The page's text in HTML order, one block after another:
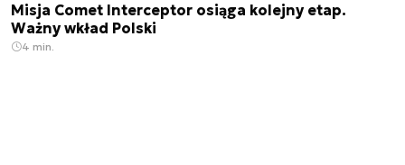
Misja Comet Interceptor osiąga kolejny etap.
Ważny wkład Polski
4 min.